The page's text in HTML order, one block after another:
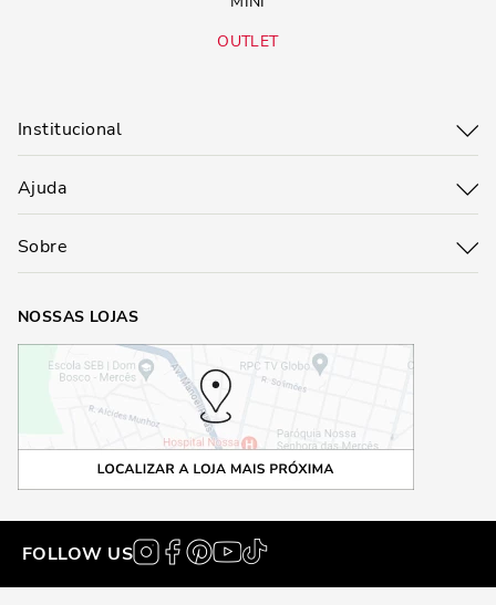
OUTLET
Institucional
Ajuda
Sobre
NOSSAS LOJAS
FOLLOW US